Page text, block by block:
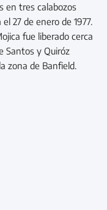
en tres calabozos
27 de enero de 1977.
fue liberado cerca
Santos y Quiróz
zona de Banfield.